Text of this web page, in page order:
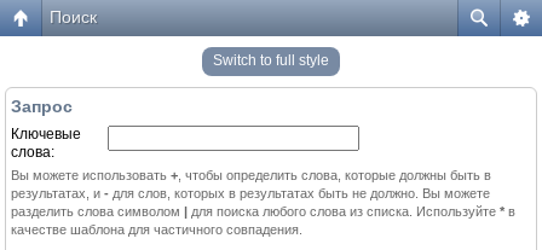
Поиск
Switch to full style
Запрос
Ключевые
слова:
Вы можете использовать + , чтобы определить слова, которые должны быть в
результатах, и - для слов, которых в результатах быть не должно. Вы можете
разделить слова символом | для поиска любого слова из списка. Используйте * в
качестве шаблона для частичного совпадения.